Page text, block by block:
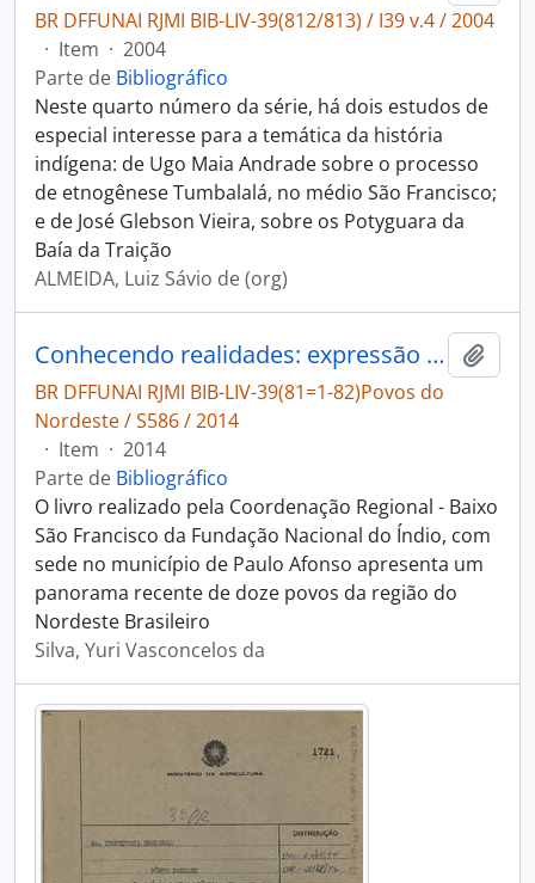
BR DFFUNAI RJMI BIB-LIV-39(812/813) / I39 v.4 / 2004
· Item · 2004
Parte de Bibliográfico
Neste quarto número da série, há dois estudos de
especial interesse para a temática da história
indígena: de Ugo Maia Andrade sobre o processo
de etnogênese Tumbalalá, no médio São Francisco;
e de José Glebson Vieira, sobre os Potyguara da
Baía da Traição
ALMEIDA, Luiz Sávio de (org)
Conhecendo realidades: expressão de comunidades indígenas dos Estados da Bahia e Pernambuco sobre suas realidades.
BR DFFUNAI RJMI BIB-LIV-39(81=1-82)Povos do
Nordeste / S586 / 2014
· Item · 2014
Parte de Bibliográfico
O livro realizado pela Coordenação Regional - Baixo
São Francisco da Fundação Nacional do Índio, com
sede no município de Paulo Afonso apresenta um
panorama recente de doze povos da região do
Nordeste Brasileiro
Silva, Yuri Vasconcelos da